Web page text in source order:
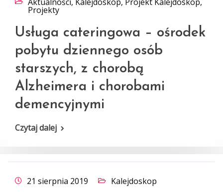
Projekty
Usługa cateringowa – ośrodek
pobytu dziennego osób
starszych, z chorobą
Alzheimera i chorobami
demencyjnymi
Czytaj dalej
21 sierpnia 2019
Kalejdoskop